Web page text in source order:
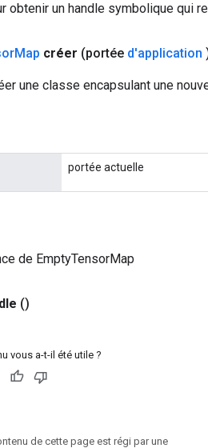
obtenir un handle symbolique qui
Map créer (portée d'application
une classe encapsulant une
portée actuelle
de EmptyTensorMap
()
vous a-t-il été utile ?
de cette page est régi par une